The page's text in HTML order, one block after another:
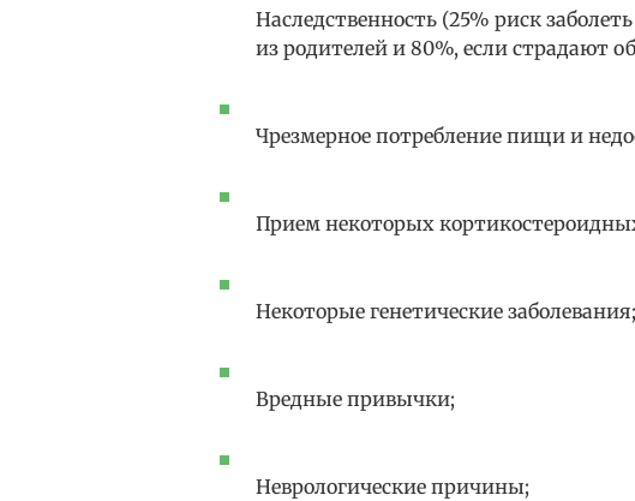
Наследственность (25% риск
из родителей и 80%, если страдают
Чрезмерное потребление пищи и
Прием некоторых
Некоторые генетические заболевания;
Вредные привычки;
Неврологические причины;